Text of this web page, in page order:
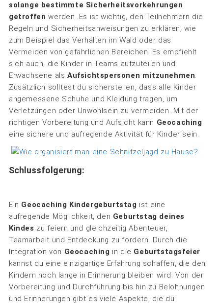
solange bestimmte Sicherheitsvorkehrungen
getroffen werden. Es ist wichtig, den Teilnehmern die
Regeln und Sicherheitsanweisungen zu erklären, wie
zum Beispiel das Verhalten im Wald oder das
Vermeiden von gefährlichen Bereichen. Es empfiehlt
sich auch, die Kinder in Teams aufzuteilen und
Erwachsene als Aufsichtspersonen mitzunehmen.
Zusätzlich solltest du sicherstellen, dass alle Kinder
angemessene Schuhe und Kleidung tragen, um
Verletzungen oder Unwohlsein zu vermeiden. Mit der
richtigen Vorbereitung und Aufsicht kann Geocaching
eine sichere und aufregende Aktivität für Kinder sein.
Schlussfolgerung:
Ein Geocaching Kindergeburtstag ist eine
aufregende Möglichkeit, den Geburtstag deines
Kindes zu feiern und gleichzeitig Abenteuer,
Teamarbeit und Entdeckung zu fördern. Durch die
Integration von Geocaching in die Geburtstagsfeier
kannst du eine einzigartige Erfahrung schaffen, die den
Kindern noch lange in Erinnerung bleiben wird. Von der
Vorbereitung und Durchführung bis hin zu Belohnungen
und Erinnerungen gibt es viele Aspekte, die du